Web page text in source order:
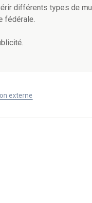
différents types de
fédérale.
externe